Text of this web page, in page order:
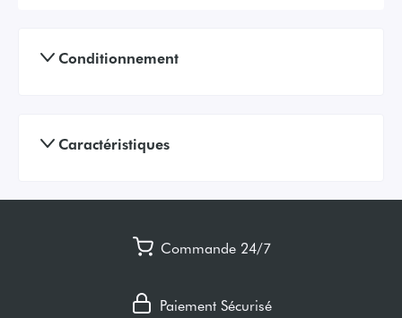
Conditionnement
Caractéristiques
Commande 24/7
Paiement Sécurisé